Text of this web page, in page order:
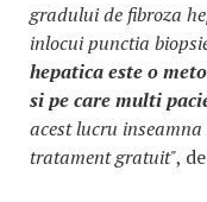
gradului de fibroza
inlocui punctia
hepatica este o
si pe care multi
acest lucru
tratament gratuit",